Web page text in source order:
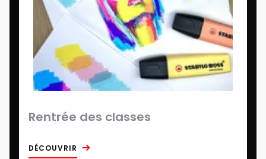
Rentrée des classes
DÉCOUVRIR